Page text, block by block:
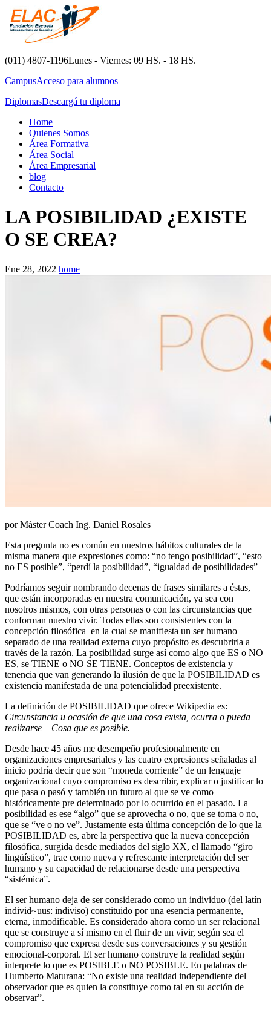
Saltar
al
contenido
(011) 4807-1196Lunes - Viernes: 09 HS. - 18 HS.
CampusAcceso para alumnos
DiplomasDescargá tu diploma
Home
Quienes Somos
Área Formativa
Área Social
Área Empresarial
blog
Contacto
LA POSIBILIDAD ¿EXISTE
O SE CREA?
Ene 28, 2022 home
por Máster Coach Ing. Daniel Rosales
Esta pregunta no es común en nuestros hábitos culturales de la
misma manera que expresiones como: “no tengo posibilidad”, “esto
no ES posible”, “perdí la posibilidad”, “igualdad de posibilidades”
Podríamos seguir nombrando decenas de frases similares a éstas,
que están incorporadas en nuestra comunicación, ya sea con
nosotros mismos, con otras personas o con las circunstancias que
conforman nuestro vivir. Todas ellas son consistentes con la
concepción filosófica en la cual se manifiesta un ser humano
separado de una realidad externa cuyo propósito es descubrirla a
través de la razón. La posibilidad surge así como algo que ES o NO
ES, se TIENE o NO SE TIENE. Conceptos de existencia y
tenencia que van generando la ilusión de que la POSIBILIDAD es
existencia manifestada de una potencialidad preexistente.
La definición de POSIBILIDAD que ofrece Wikipedia es:
Circunstancia u ocasión de que una cosa exista, ocurra o pueda
realizarse – Cosa que es posible.
Desde hace 45 años me desempeño profesionalmente en
organizaciones empresariales y las cuatro expresiones señaladas al
inicio podría decir que son “moneda corriente” de un lenguaje
organizacional cuyo compromiso es describir, explicar o justificar lo
que pasa o pasó y también un futuro al que se ve como
históricamente pre determinado por lo ocurrido en el pasado. La
posibilidad es ese “algo” que se aprovecha o no, que se toma o no,
que se “ve o no ve”. Justamente esta última concepción de lo que la
POSIBILIDAD es, abre la perspectiva que la nueva concepción
filosófica, surgida desde mediados del siglo XX, el llamado “giro
lingüístico”, trae como nueva y refrescante interpretación del ser
humano y su capacidad de relacionarse desde una perspectiva
“sistémica”.
El ser humano deja de ser considerado como un individuo (del latín
individ~uus: indiviso) constituido por una esencia permanente,
eterna, inmodificable. Es considerado ahora como un ser relacional
que se construye a sí mismo en el fluir de un vivir, según sea el
compromiso que expresa desde sus conversaciones y su gestión
emocional-corporal. El ser humano construye la realidad según
interprete lo que es POSIBLE o NO POSIBLE. En palabras de
Humberto Maturana: “No existe una realidad independiente del
observador que es quien la constituye como tal en su acción de
observar”.